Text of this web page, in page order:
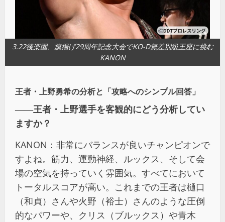
3.22後楽園、旗揚げ29周年記念大会でKO-D無差別級王座に挑む
KANON
王者・上野勇希の分析と「攻略へのシンプル回答」
――王者・上野選手を客観的にどう分析してい
ますか？
KANON：非常にバランスが良いチャンピオンで
すよね。筋力、運動神経、ルックス、そして会
場の空気を持っていく雰囲気。すべてにおいて
トータルスコアが高い。これまでの王者は樋口
（和貞）さんや火野（裕士）さんのような圧倒
的なパワーや、クリス（ブルックス）や青木